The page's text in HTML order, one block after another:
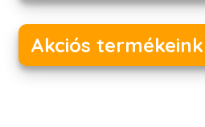
Akciós termékeink